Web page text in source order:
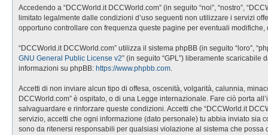
Accedendo a “DCCWorld.it DCCWorld.com” (in seguito “noi”, “nostro”,
limitato legalmente dalle condizioni d’uso seguenti non utilizzare i servizi
opportuno controllare con frequenza queste pagine per eventuali
“DCCWorld.it DCCWorld.com” utilizza il sistema phpBB (in seguito “loro”,
GNU General Public License v2” (in seguito “GPL”) liberamente scaricabile
informazioni su phpBB: https://www.phpbb.com.
Accetti di non inviare alcun tipo di offesa, oscenità, volgarità, calunnia,
DCCWorld.com” è ospitato, o di una Legge internazionale. Fare ciò porta
salvaguardare e rinforzare queste condizioni. Accetti che “DCCWorld.it
servizio, accetti che ogni informazione (dato personale) tu abbia inviato sia
sono da ritenersi responsabili per qualsiasi violazione al sistema che possa